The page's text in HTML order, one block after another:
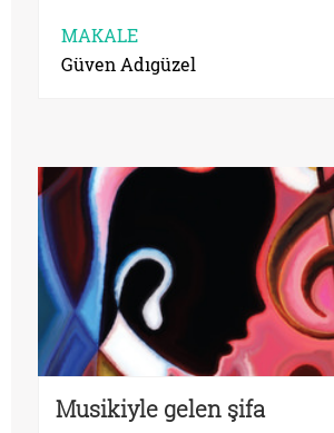
MAKALE
Güven Adıgüzel
Musikiyle gelen şifa